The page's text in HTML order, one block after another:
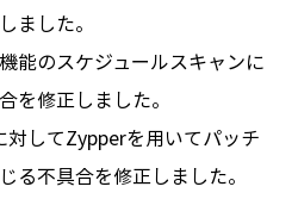
ました。
能のスケジュールスキャンに
を修正しました。
対してZypperを用いてパッチ
る不具合を修正しました。